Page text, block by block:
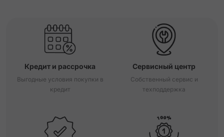
Кредит и рассрочка
Выгодные условия покупки в
кредит
Сервисный центр
Собственный сервис и
техподдержка